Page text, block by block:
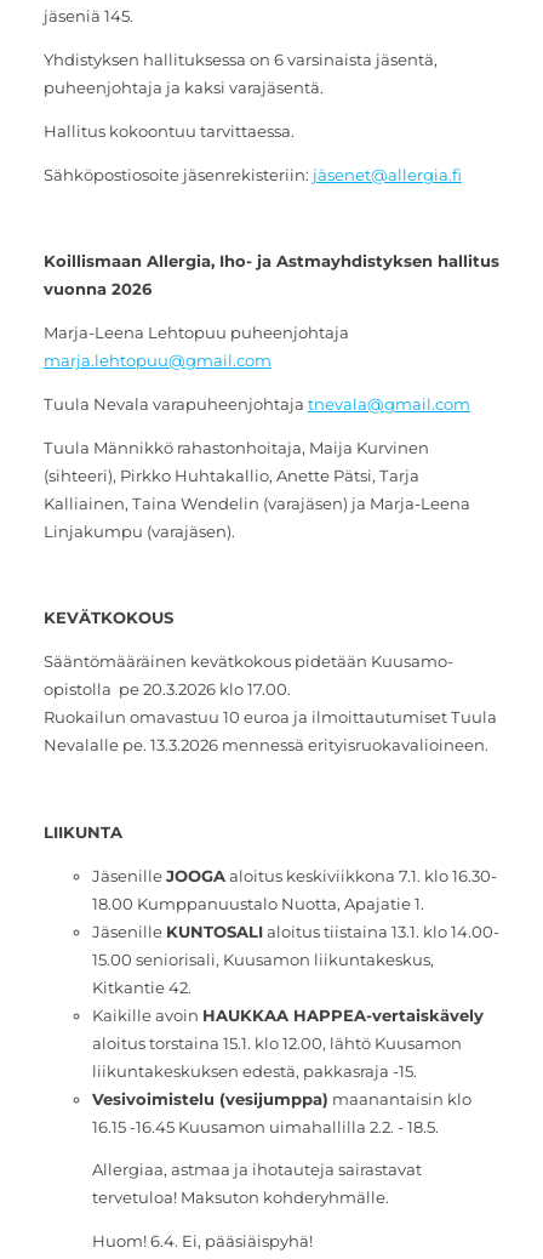
jäseniä 145.
Yhdistyksen hallituksessa on 6 varsinaista jäsentä,
puheenjohtaja ja kaksi varajäsentä.
Hallitus kokoontuu tarvittaessa.
Sähköpostiosoite jäsenrekisteriin: jäsenet@allergia.fi
Koillismaan Allergia, Iho- ja Astmayhdistyksen hallitus
vuonna 2026
Marja-Leena Lehtopuu puheenjohtaja
marja.lehtopuu@gmail.com
Tuula Nevala varapuheenjohtaja tnevala@gmail.com
Tuula Männikkö rahastonhoitaja, Maija Kurvinen
(sihteeri), Pirkko Huhtakallio, Anette Pätsi, Tarja
Kalliainen, Taina Wendelin (varajäsen) ja Marja-Leena
Linjakumpu (varajäsen).
KEVÄTKOKOUS
Sääntömääräinen kevätkokous pidetään Kuusamo-
opistolla pe 20.3.2026 klo 17.00.
Ruokailun omavastuu 10 euroa ja ilmoittautumiset Tuula
Nevalalle pe. 13.3.2026 mennessä erityisruokavalioineen.
LIIKUNTA
JäsenilleJOOGAaloitus keskiviikkona 7.1. klo 16.30-
18.00 Kumppanuustalo Nuotta, Apajatie 1.
Jäsenille KUNTOSALIaloitus tiistaina 13.1. klo 14.00-
15.00 seniorisali, Kuusamon liikuntakeskus,
Kitkantie 42.
Kaikille avoin HAUKKAA HAPPEA-vertaiskävely
aloitus torstaina 15.1. klo 12.00, lähtö Kuusamon
liikuntakeskuksen edestä, pakkasraja -15.
Vesivoimistelu (vesijumppa) maanantaisin klo
16.15 -16.45 Kuusamon uimahallilla 2.2. - 18.5.
Allergiaa, astmaa ja ihotauteja sairastavat
tervetuloa! Maksuton kohderyhmälle.
Huom! 6.4. Ei, pääsiäispyhä!